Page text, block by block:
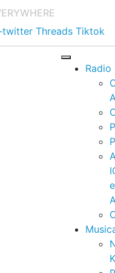
twitter Threads Tiktok
Radio
e